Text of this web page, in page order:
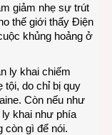
giảm nhẹ sự trút
thế giới thấy Điện
khủng hoảng ở
ly khai chiếm
tội, do chỉ bị quy
Còn nếu như
ly khai như phía
còn gì để nói.